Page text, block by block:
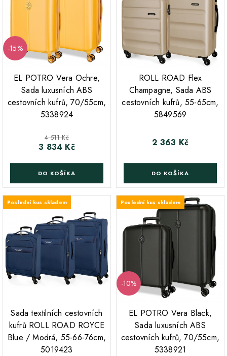
-15%
EL POTRO Vera Ochre,
Sada luxusních ABS
cestovních kufrů, 70/55cm,
5338924
Běžná cena
4 511 Kč
Cena
3 834 Kč
DO KOŠÍKA
ROLL ROAD Flex
Champagne, Sada ABS
cestovních kufrů, 55-65cm,
5849569
Cena
2 363 Kč
DO KOŠÍKA
Poslední kus skladem
Sada textilních cestovních
kufrů ROLL ROAD ROYCE
Blue / Modrá, 55-66-76cm,
5019423
-10%
Poslední kus skladem
EL POTRO Vera Black,
Sada luxusních ABS
cestovních kufrů, 70/55cm,
5338921